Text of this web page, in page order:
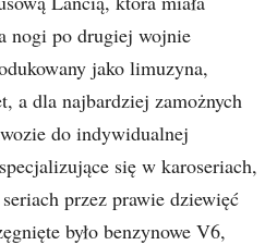
nogi po drugiej wojnie
jako limuzyna,
a dla najbardziej zamożnych
do indywidualnej
się w karoseriach,
przez prawie dziewięć
było benzynowe V6,